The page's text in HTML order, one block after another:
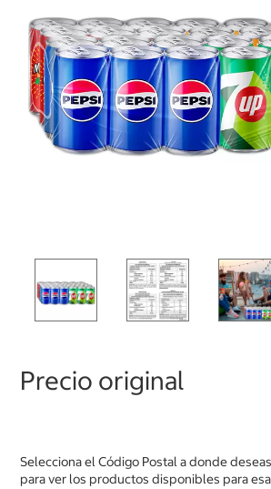
Precio original
Selecciona el Código Postal a donde
para ver los productos disponibles para